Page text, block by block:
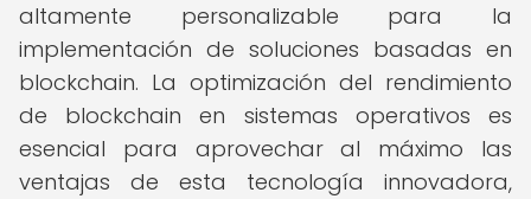
altamente personalizable para la
implementación de soluciones basadas en
blockchain. La optimización del rendimiento
de blockchain en sistemas operativos es
esencial para aprovechar al máximo las
ventajas de esta tecnología innovadora,